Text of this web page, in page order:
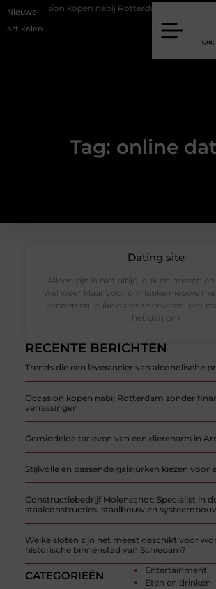
Nieuwe
artikelen
Occasion kopen nabij Rotterdam zonder
Tag: online
RECENTE BERICHTEN
Trends die een leverancier van alcoholische
Occasion kopen nabij Rotterdam zonder
verrassingen
Gemiddelde tarieven van een dierenarts in
Stijlvolle en passende galajurken kiezen voor
Constructiebedrijf Molenschot: Specialist in
staalconstructies, staalbouw en
Welke sloten zijn het meest geschikt voor
historische binnenstad van Schiedam?
CATEGORIEËN
Entertainment
Eten en drinken
Dating site
Alleen zijn is niet altijd leuk en
wel weer klaar voor om leuke nieuwe
kennen en leuke dates te ervaren. Het
het dan om